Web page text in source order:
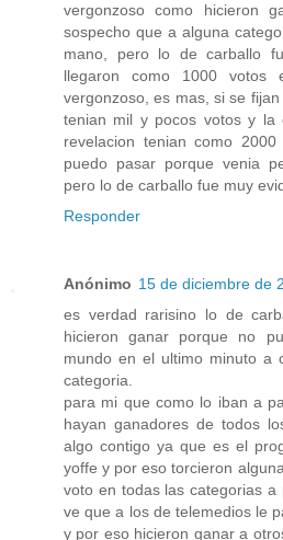
vergonzoso como hicieron
sospecho que a alguna
mano, pero lo de carballo
llegaron como 1000
vergonzoso, es mas, si se
tenian mil y pocos votos y la
revelacion tenian como
puedo pasar porque venia
pero lo de carballo fue muy
Responder
Anónimo 15 de diciembre de
es verdad rarisino lo de
hicieron ganar porque no
mundo en el ultimo minuto a
categoria.
para mi que como lo iban a
hayan ganadores de todos
algo contigo ya que es el
yoffe y por eso torcieron
voto en todas las categorias
ve que a los de telemedios le
y por eso hicieron ganar a